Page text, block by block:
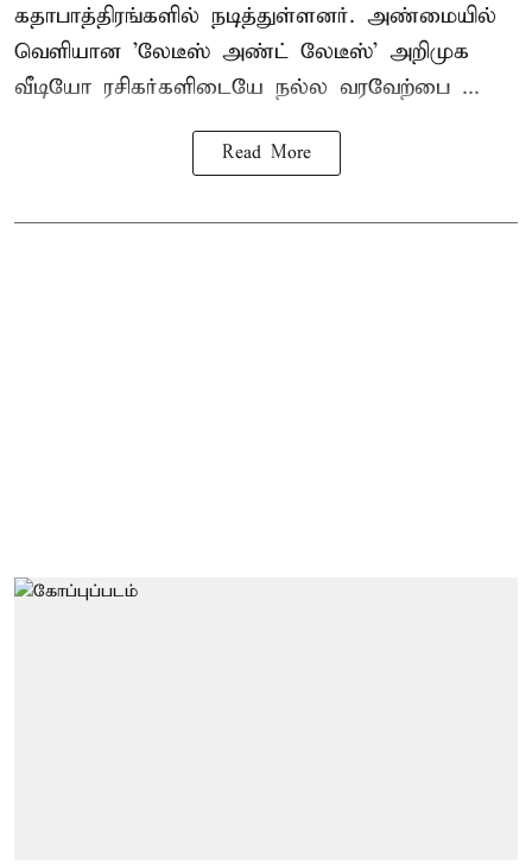
கதாபாத்திரங்களில் நடித்துள்ளனர். அண்மையில்
வெளியான 'லேடீஸ் அண்ட் லேடீஸ்' அறிமுக
வீடியோ ரசிகர்களிடையே நல்ல வரவேற்பை ...
Read More